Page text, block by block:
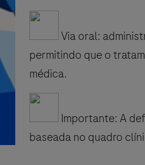
Via oral:
permitindo que o
médica.
Importante: A
baseada no quadro